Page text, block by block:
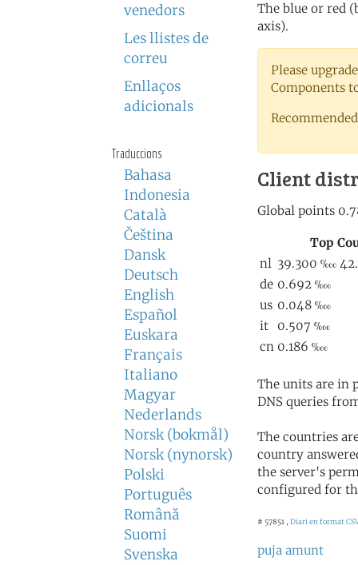
venedors
Les llistes de
correu
Enllaços
adicionals
Traduccions
Bahasa
Indonesia
Català
Čeština
Dansk
Deutsch
English
Español
Euskara
Français
Italiano
Magyar
Nederlands
Norsk (bokmål)
Norsk (nynorsk)
Polski
Português
Română
Suomi
Svenska
The blue or red
axis).
Please
Components
Client
The units are in
DNS queries
The countries
country
the server's
configured for
# 57851 , Diari en format
puja amunt